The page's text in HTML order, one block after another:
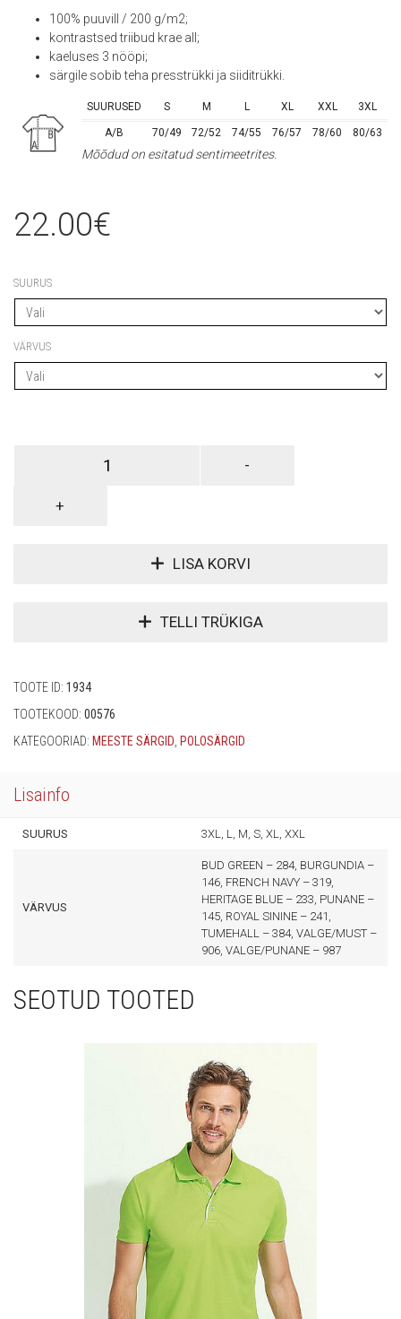
100% puuvill / 200 g/m2;
kontrastsed triibud krae all;
kaeluses 3 nööpi;
särgile sobib teha presstrükki ja siiditrükki.
SUURUSED S M L XL XXL 3XL
A/B 70/49 72/52 74/55 76/57 78/60 80/63
Mõõdud on esitatud sentimeetrites.
22.00€
SUURUS
VÄRVUS
LISA KORVI
TELLI TRÜKIGA
TOOTE ID: 1934
TOOTEKOOD: 00576
KATEGOORIAD: MEESTE SÄRGID, POLOSÄRGID
Lisainfo
SUURUS 3XL, L, M, S, XL, XXL
VÄRVUS
BUD GREEN – 284, BURGUNDIA –
146, FRENCH NAVY – 319,
HERITAGE BLUE – 233, PUNANE –
145, ROYAL SININE – 241,
TUMEHALL – 384, VALGE/MUST –
906, VALGE/PUNANE – 987
SEOTUD TOOTED